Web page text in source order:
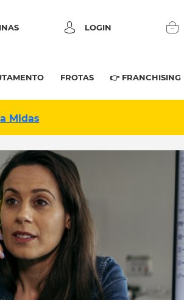
LOGIN
FROTAS 👉 FRANCHISING
Midas